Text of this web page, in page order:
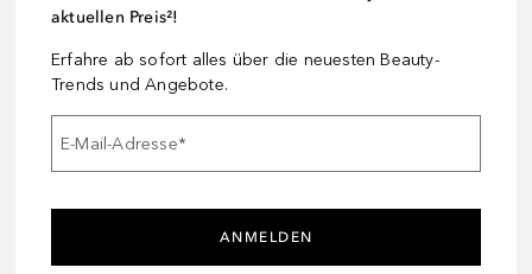
aktuellen Preis²!
Erfahre ab sofort alles über die neuesten Beauty-
Trends und Angebote.
E-Mail-Adresse*
ANMELDEN